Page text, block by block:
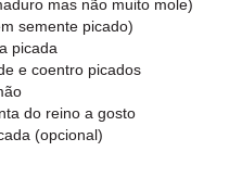
mas não muito mole)
semente picado)
picada
e coentro picados
do reino a gosto
(opcional)